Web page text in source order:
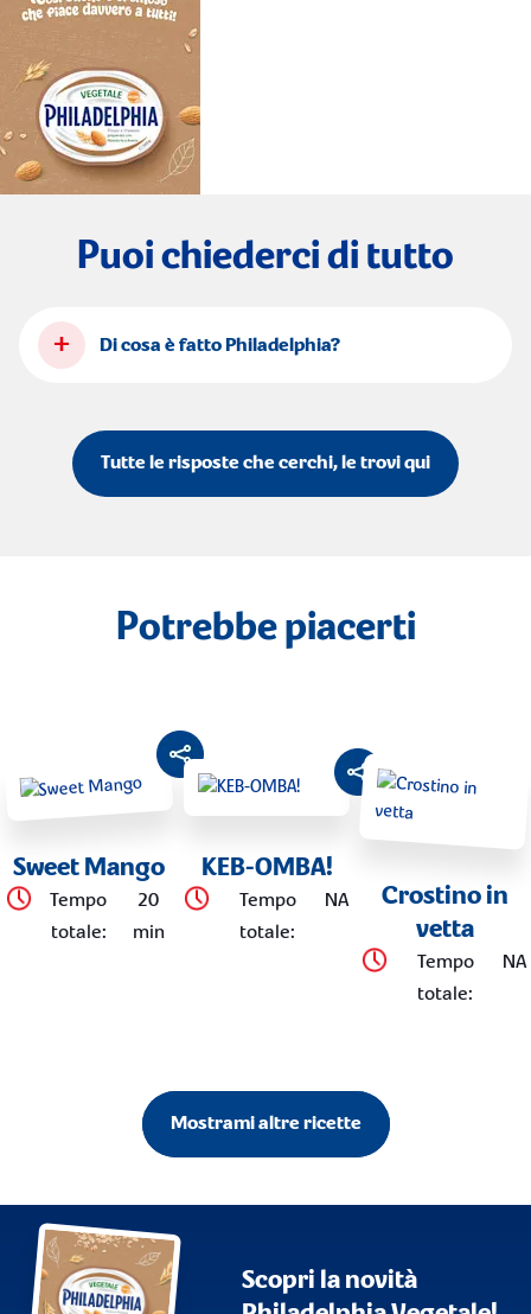
Puoi chiederci di tutto
+ Di cosa è fatto Philadelphia?
Tutte le risposte che cerchi, le trovi qui
Potrebbe piacerti
Sweet Mango
Tempo
totale:
20
min
KEB-OMBA!
Tempo
totale:
NA
Crostino in
vetta
Tempo
totale:
NA
Mostrami altre ricette
Scopri la novità